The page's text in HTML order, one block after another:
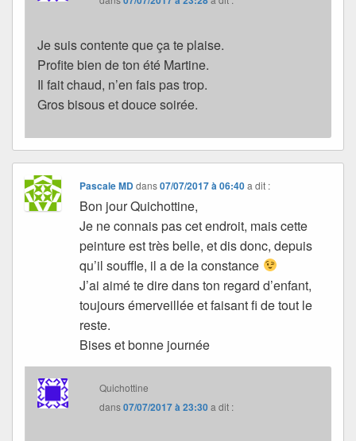
Je suis contente que ça te plaise.
Profite bien de ton été Martine.
Il fait chaud, n’en fais pas trop.
Gros bisous et douce soirée.
Pascale MDdans07/07/2017 à 06:40 a dit :
Bon jour Quichottine,
Je ne connais pas cet endroit, mais cette
peinture est très belle, et dis donc, depuis
qu’il souffle, il a de la constance
J’ai aimé te dire dans ton regard d’enfant,
toujours émerveillée et faisant fi de tout le
reste.
Bises et bonne journée
Quichottine
dans07/07/2017 à 23:30a dit :